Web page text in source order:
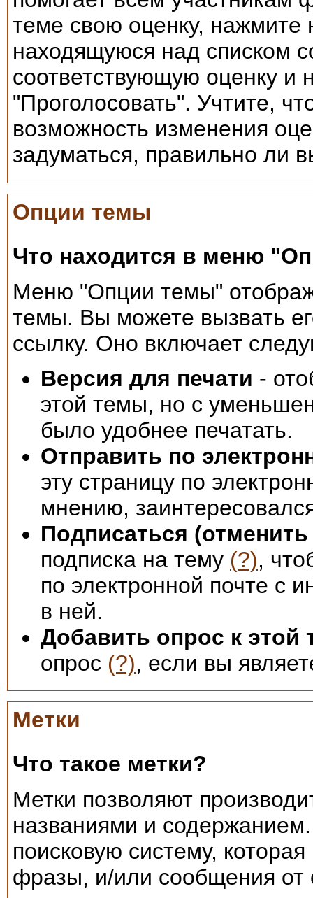
теме свою оценку, нажмите
находящуюся над списком
соответствующую оценку и
"Проголосовать". Учтите,
возможность изменения
задуматься, правильно ли
Опции темы
Что находится в меню
Меню "Опции темы"
темы. Вы можете вызвать
ссылку. Оно включает
Версия для печати -
этой темы, но с
было удобнее печатать.
Отправить по
эту страницу по
мнению,
Подписаться
подписка на тему (?),
по электронной почте с
в ней.
Добавить опрос к этой
опрос (?), если вы
Метки
Что такое метки?
Метки позволяют
названиями и
поисковую систему,
фразы, и/или сообщения от